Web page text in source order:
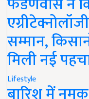
सम्मान,
मिली नई
Lifestyle